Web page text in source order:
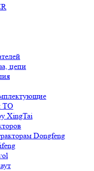
цепи
ТО
XingTai
Dongfeng